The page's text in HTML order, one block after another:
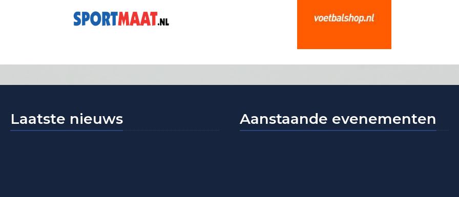
Laatste nieuws Aanstaande evenementen